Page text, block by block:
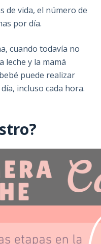
de vida, el número de
por día.
cuando todavía no
leche y la mamá
puede realizar
incluso cada hora.